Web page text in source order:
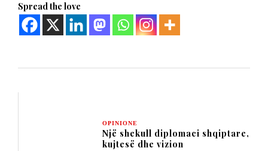
Spread the love
OPINIONE
Një shekull diplomaci shqiptare,
kujtesë dhe vizion